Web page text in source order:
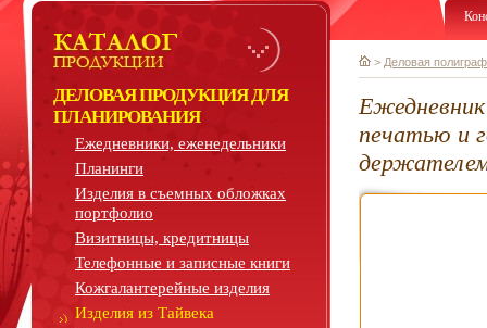
ДЕЛОВАЯ ПРОДУКЦИЯ ДЛЯ
ПЛАНИРОВАНИЯ
Ежедневники, еженедельники
Планинги
Изделия в съемных обложках
портфолио
Визитницы, кредитницы
Телефонные и записные книги
Кожгалантерейные изделия
Изделия из Тайвека
> Деловая
печатью и